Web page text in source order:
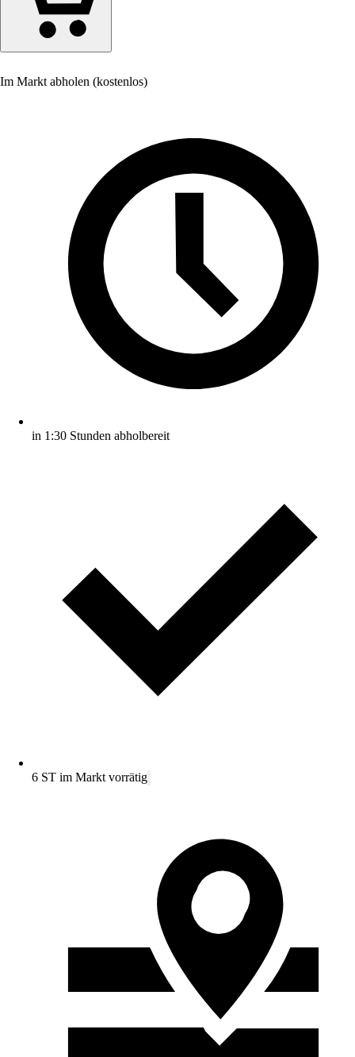
Im Markt abholen (kostenlos)
in 1:30 Stunden abholbereit
6 ST im Markt vorrätig